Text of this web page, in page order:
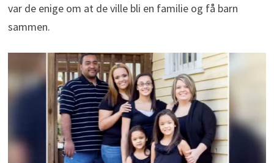
var de enige om at de ville bli en familie og få barn
sammen.